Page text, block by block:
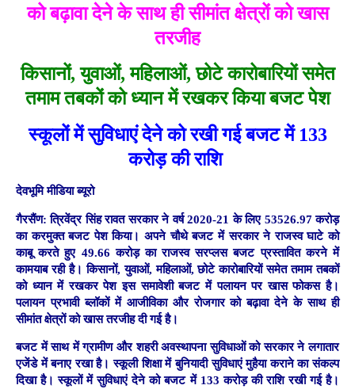
को बढ़ावा देने के साथ ही सीमांत क्षेत्रों को खास
तरजीह
किसानों, युवाओं, महिलाओं, छोटे कारोबारियों समेत
तमाम तबकों को ध्यान में रखकर किया बजट पेश
स्कूलों में सुविधाएं देने को रखी गई बजट में 133
करोड़ की राशि
देवभूमि मीडिया ब्यूरो
गैरसैंण: त्रिवेंद्र सिंह रावत सरकार ने वर्ष 2020-21 के लिए 53526.97 करोड़
का करमुक्त बजट पेश किया। अपने चौथे बजट में सरकार ने राजस्व घाटे को
काबू करते हुए 49.66 करोड़ का राजस्व सरप्लस बजट प्रस्तावित करने में
कामयाब रही है। किसानों, युवाओं, महिलाओं, छोटे कारोबारियों समेत तमाम तबकों
को ध्यान में रखकर पेश इस समावेशी बजट में पलायन पर खास फोकस है।
पलायन प्रभावी ब्लॉकों में आजीविका और रोजगार को बढ़ावा देने के साथ ही
सीमांत क्षेत्रों को खास तरजीह दी गई है।
बजट में साथ में ग्रामीण और शहरी अवस्थापना सुविधाओं को सरकार ने लगातार
एजेंडे में बनाए रखा है। स्कूली शिक्षा में बुनियादी सुविधाएं मुहैया कराने का संकल्प
दिखा है। स्कूलों में सुविधाएं देने को बजट में 133 करोड़ की राशि रखी गई है।